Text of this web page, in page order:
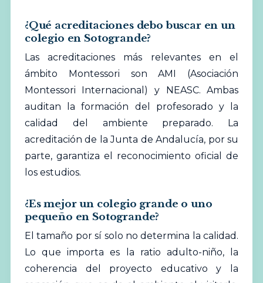
¿Qué acreditaciones debo buscar en un
colegio en Sotogrande?
Las acreditaciones más relevantes en el
ámbito Montessori son AMI (Asociación
Montessori Internacional) y NEASC. Ambas
auditan la formación del profesorado y la
calidad del ambiente preparado. La
acreditación de la Junta de Andalucía, por su
parte, garantiza el reconocimiento oficial de
los estudios.
¿Es mejor un colegio grande o uno
pequeño en Sotogrande?
El tamaño por sí solo no determina la calidad.
Lo que importa es la ratio adulto-niño, la
coherencia del proyecto educativo y la